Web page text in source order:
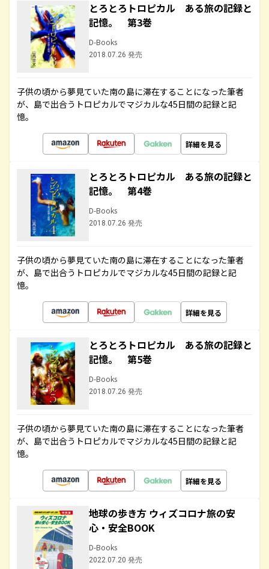
とろとろトロピカル ある旅の記録と
記憶。 第3巻
D-Books
2018.07.26 発売
子供の頃から夢見ていた南の島に滞在することになった筆者
が、島で出合うトロピカルでマジカルな45日間の記録と記
憶。
詳細を見る
とろとろトロピカル ある旅の記録と
記憶。 第4巻
D-Books
2018.07.26 発売
子供の頃から夢見ていた南の島に滞在することになった筆者
が、島で出合うトロピカルでマジカルな45日間の記録と記
憶。
詳細を見る
とろとろトロピカル ある旅の記録と
記憶。 第5巻
D-Books
2018.07.26 発売
子供の頃から夢見ていた南の島に滞在することになった筆者
が、島で出合うトロピカルでマジカルな45日間の記録と記
憶。
詳細を見る
地球の歩き方 ウィズコロナ旅の安
心・安全BOOK
D-Books
2022.07.20 発売